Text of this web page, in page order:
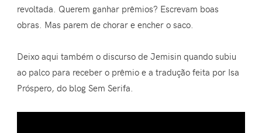
revoltada. Querem ganhar prêmios? Escrevam boas
obras. Mas parem de chorar e encher o saco.
Deixo aqui também o discurso de Jemisin quando subiu
ao palco para receber o prêmio e a tradução feita por Isa
Próspero, do blog Sem Serifa.